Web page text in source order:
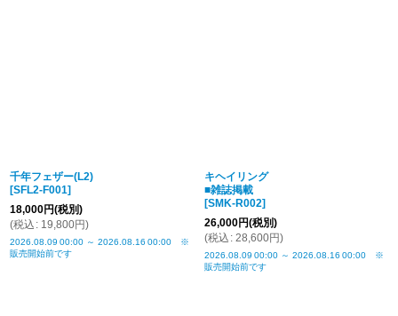
千年フェザー(L2)
[SFL2-F001]
18,000円(税別)
(税込 : 19,800円)
2026.08.09 00:00 ～ 2026.08.16 00:00 ※
販売開始前です
キヘイリング
■雑誌掲載
[SMK-R002]
26,000円(税別)
(税込 : 28,600円)
2026.08.09 00:00 ～ 2026.08.16 00:00 ※
販売開始前です